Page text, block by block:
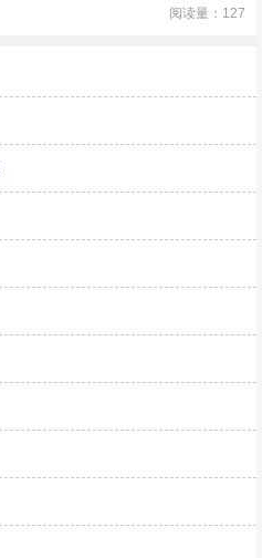
阅读量：127